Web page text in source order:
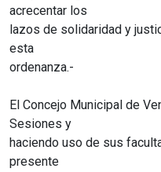
acrecentar los
lazos de solidaridad y
esta
ordenanza.-
El Concejo Municipal de
Sesiones y
haciendo uso de sus
presente